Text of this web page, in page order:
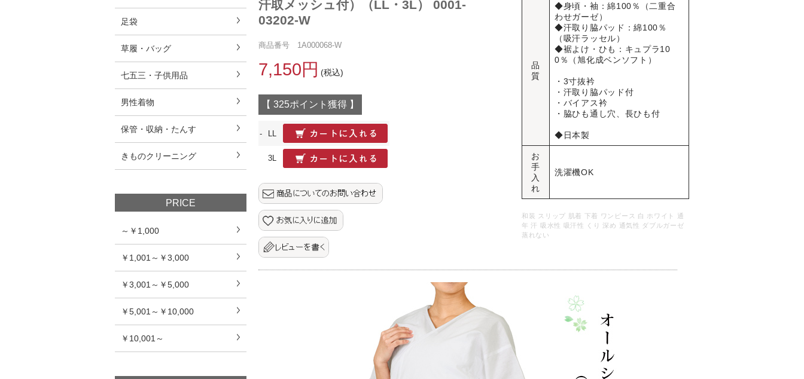
足袋
草履・バッグ
七五三・子供用品
男性着物
保管・収納・たんす
きものクリーニング
PRICE
～￥1,000
￥1,001～￥3,000
￥3,001～￥5,000
￥5,001～￥10,000
￥10,001～
品
質
◆身頃・袖：綿100％（二重合
わせガーゼ）
◆汗取り脇パッド：綿100％
（吸汗ラッセル）
◆裾よけ・ひも：キュプラ10
0％（旭化成ベンソフト）
・3寸抜衿
・汗取り脇パッド付
・バイアス衿
・脇ひも通し穴、長ひも付
◆日本製
お
手
入
れ
洗濯機OK
和装 スリップ 肌着 下着 ワンピース 白 ホワイト 通
年 汗 吸水性 吸汗性 くり 深め 通気性 ダブルガーゼ
蒸れない
汗取メッシュ付）（LL・3L） 0001-
03202-W
商品番号 1A000068-W
7,150円 (税込)
【 325ポイント獲得 】
- LL
3L